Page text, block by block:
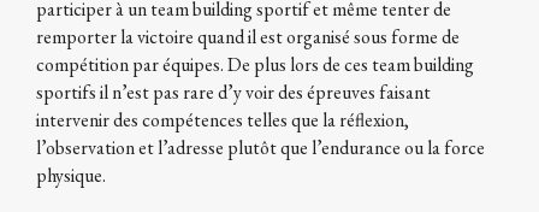
participer à un team building sportif et même tenter de
remporter la victoire quand il est organisé sous forme de
compétition par équipes. De plus lors de ces team building
sportifs il n’est pas rare d’y voir des épreuves faisant
intervenir des compétences telles que la réflexion,
l’observation et l’adresse plutôt que l’endurance ou la force
physique.